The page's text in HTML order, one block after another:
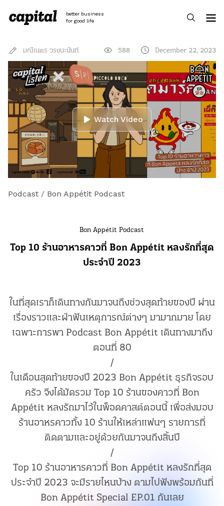
content
better business
for good life
มณีเนตร วรชนะนันท์ 588 December 22, 2023
Watch Video
Podcast / Bon Appétit Podcast
Bon Appétit Podcast
Top 10 ร้านอาหารคาวที่ Bon Appétit หลงรักที่สุด
ประจำปี 2023
ในที่สุดเราก็เดินทางกันมาจนถึงช่วงสุดท้ายของปี ผ่าน
เรื่องราวและฝ่าฟันเหตุการณ์ต่างๆ มามากมาย โดย
เฉพาะการพา Podcast Bon Appétit เดินทางมาถึง
ตอนที่ 80
/
ในเดือนสุดท้ายของปี 2023 Bon Appétit ธุรกิจรอบ
ครัว จึงได้มัดรวม Top 10 ร้านของคาวที่ Bon
Appétit หลงรักมาไว้ในพ็อดคาสต์ตอนนี้ เพื่อส่งมอบ
ร้านอาหรคาวทั้ง 10 ร้านให้เหล่าแฟนๆ รายการที่
ติดตามและอยู่ด้วยกันมาจนถึงสิ้นปี
/
Top 10 ร้านอาหารคาวที่ Bon Appétit หลงรักที่สุด
ประจำปี 2023 จะมีรายไหนบ้าง ตามไปฟังพร้อมกันที่
Bon Appétit Special EP.01 กันเลย